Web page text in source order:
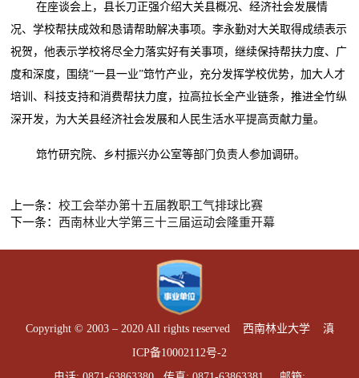
在座谈会上，县长刀正强介绍大关县概况、经济社会发展情
况、学校帮扶成效和恳请帮助解决事项。李永勤对大关取得成绩表示
祝贺，他表示学校将尽全力落实好有关事项，继续保持帮扶力度、广
度和深度，围绕“一县一业”筇竹产业，充分发挥学校优势，加大人才
培训、科技支持和消费帮扶力度，拉高拉长全产业链条，推进全竹纵
深开发，为大关县经济社会发展和人民生活水平提高贡献力量。
筇竹研究院、乡村振兴办公室等部门负责人参加调研。
上一条：校工会举办第十五届教职工气排球比赛
下一条： 西南林业大学第三十三届运动会隆重开幕
Copyright © 2003 – 2020 All rights reserved 西南林业大学 滇
ICP备10002112号-2